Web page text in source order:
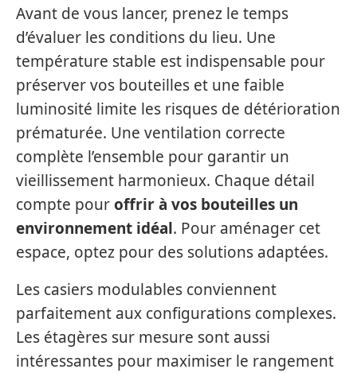
Avant de vous lancer, prenez le temps
d’évaluer les conditions du lieu. Une
température stable est indispensable pour
préserver vos bouteilles et une faible
luminosité limite les risques de détérioration
prématurée. Une ventilation correcte
complète l’ensemble pour garantir un
vieillissement harmonieux. Chaque détail
compte pouroffrir à vos bouteilles un
environnement idéal. Pour aménager cet
espace, optez pour des solutions adaptées.
Les casiers modulables conviennent
parfaitement aux configurations complexes.
Les étagères sur mesure sont aussi
intéressantes pour maximiser le rangement